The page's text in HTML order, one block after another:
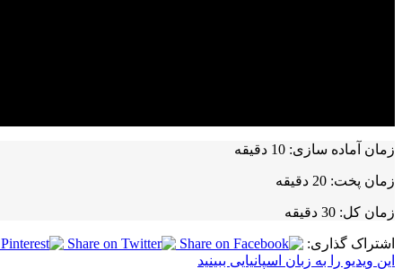
زمان آماده سازی:
زمان پخت:
زمان کل:
اشتراک گذاری:
این ویدیو را به زبان اسپانیایی ببینید